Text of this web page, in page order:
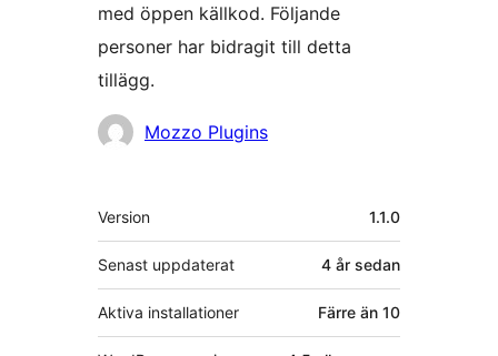
med öppen källkod. Följande
personer har bidragit till detta
tillägg.
BidragandeMozzo Plugins
Meta
Version 1.1.0
Senast uppdaterat 4 år sedan
Aktiva installationer Färre än 10